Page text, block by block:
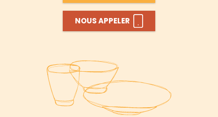
NOUS APPELER